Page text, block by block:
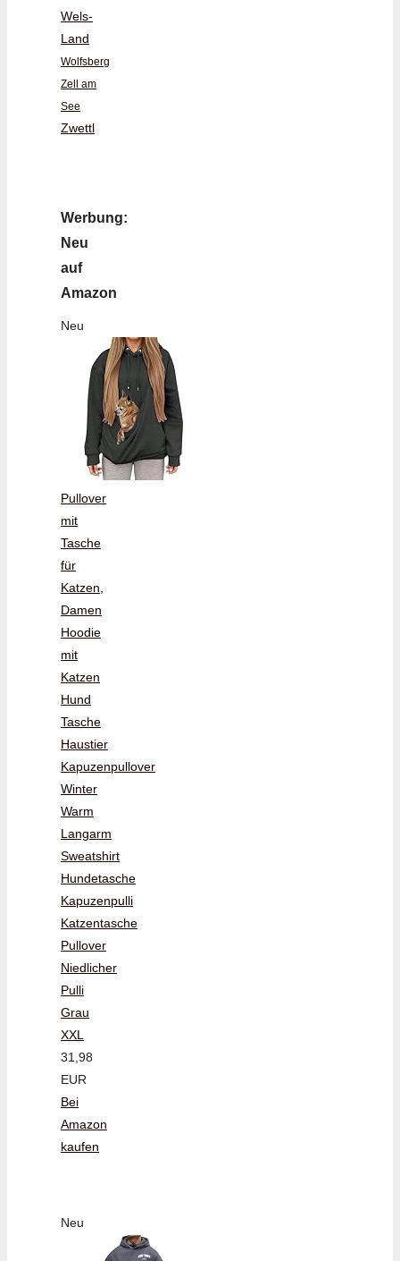
Wels-
Land
Wolfsberg
Zell am
See
Zwettl
Werbung:
Neu
auf
Amazon
Neu
Pullover
mit
Tasche
für
Katzen,
Damen
Hoodie
mit
Katzen
Hund
Tasche
Haustier
Kapuzenpullover
Winter
Warm
Langarm
Sweatshirt
Hundetasche
Kapuzenpulli
Katzentasche
Pullover
Niedlicher
Pulli
Grau
XXL
31,98
EUR
Bei
Amazon
kaufen
Neu